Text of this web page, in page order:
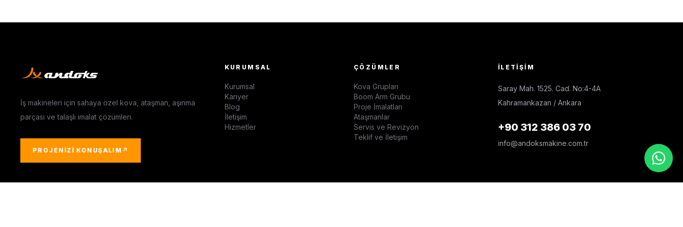
İş makineleri için sahaya özel kova, ataşman, aşınma
parçası ve talaşlı imalat çözümleri.
PROJENIZI KONUŞALIM ↗
KURUMSAL
Kurumsal
Kariyer
Blog
İletişim
Hizmetler
ÇÖZÜMLER
Kova Grupları
Boom Arm Grubu
Proje İmalatları
Ataşmanlar
Servis ve Revizyon
Teklif ve İletişim
İLETIŞIM
Saray Mah. 1525. Cad. No:4-4A
Kahramankazan / Ankara
+90 312 386 03 70
info@andoksmakine.com.tr